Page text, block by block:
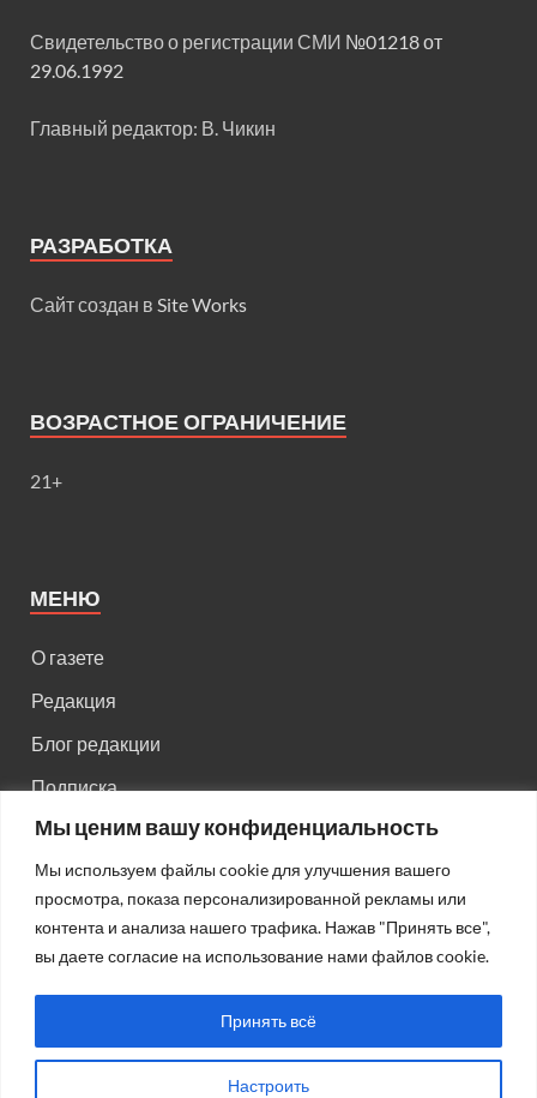
Мы ценим вашу конфиденциальность
Мы используем файлы cookie для улучшения вашего
просмотра, показа персонализированной рекламы или
контента и анализа нашего трафика. Нажав "Принять все",
вы даете согласие на использование нами файлов cookie.
Настроить
Принять всё
Свидетельство о регистрации СМИ №01218 от
29.06.1992
Главный редактор: В. Чикин
РАЗРАБОТКА
Сайт создан в Site Works
ВОЗРАСТНОЕ ОГРАНИЧЕНИЕ
21+
МЕНЮ
О газете
Редакция
Блог редакции
Подписка
Правила поведения на сайте
Реклама
Старый HTML сайт